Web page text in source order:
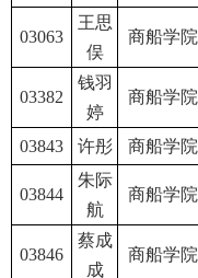
03063
王思
俣
商船学院
03382
钱羽
婷
商船学院
03843 许彤 商船学院
03844
朱际
航
商船学院
03846
蔡成
成
商船学院